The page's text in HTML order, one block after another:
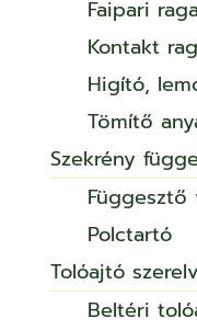
Faipari
Kontakt
Higító,
Tömítő
Szekrény
Függesztő
Polctartó
Tolóajtó
Beltéri